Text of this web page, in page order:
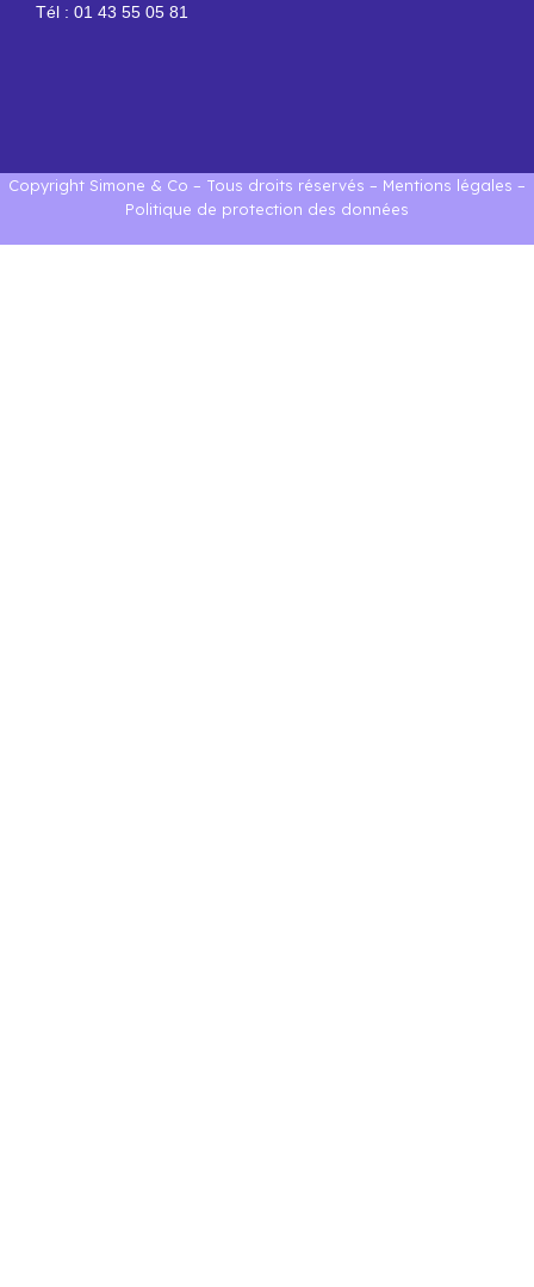
Tél : 01 43 55 05 81
Copyright Simone & Co – Tous droits réservés – Mentions légales –
Politique de protection des données